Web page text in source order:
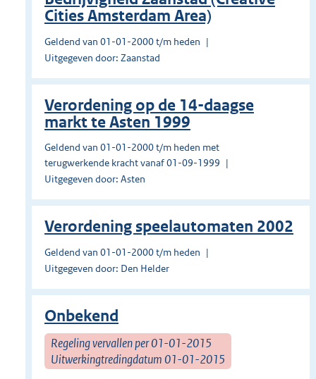
Cities Amsterdam Area)
Geldend van 01-01-2000 t/m heden
Uitgegeven door: Zaanstad
Verordening op de 14-daagse
markt te Asten 1999
Geldend van 01-01-2000 t/m heden met
terugwerkende kracht vanaf 01-09-1999
Uitgegeven door: Asten
Verordening speelautomaten 2002
Geldend van 01-01-2000 t/m heden
Uitgegeven door: Den Helder
Onbekend
Regeling vervallen per 01-01-2015
Uitwerkingtredingdatum 01-01-2015